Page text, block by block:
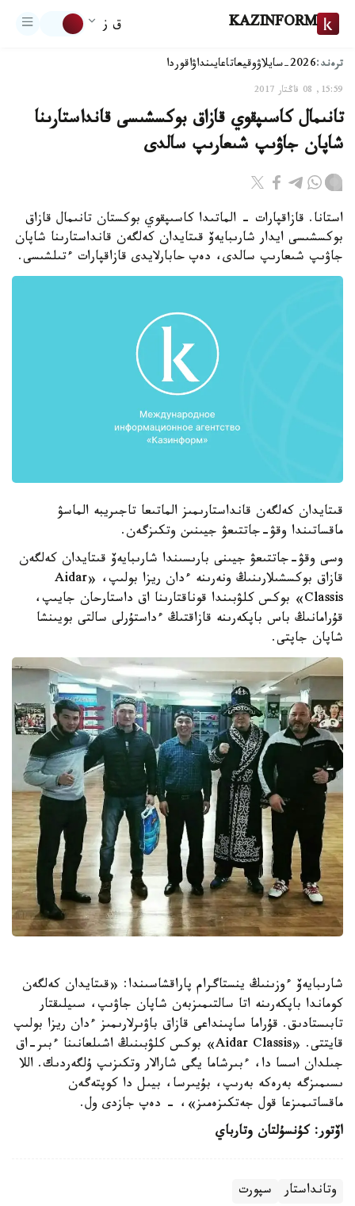
KAZINFORM ق ز
ترەند:2026-سايلاۋ وقيعاتاعايىنداۋاقوردا
15:59, 08 قاڭتار 2017
تانىمال كاسىپقوي قازاق بوكسشىسى قانداستارىنا
شاپان جاۋىپ شىعارىپ سالدى
استانا. قازاقپارات - الماتىدا كاسىپقوي بوكستان تانىمال قازاق
بوكسشىسى ايدار شارىبايەۆ قىتايدان كەلگەن قانداستارىنا شاپان
جاۋىپ شىعارىپ سالدى، دەپ حابارلايدى قازاقپارات ءتىلشىسى.
قىتايدان كەلگەن قانداستارىمىز الماتىعا تاجىريبە الماسۋ
ماقساتىندا وقۋ-جاتتىعۋ جيىنىن وتكىزگەن.
وسى وقۋ-جاتتىعۋ جيىنى بارىسىندا شارىبايەۆ قىتايدان كەلگەن
قازاق بوكسشىلارىنىڭ ونەرىنە ءدان ريزا بولىپ، «Aidar
Classis» بوكس كلۋبىندا قوناقتارىنا اق داستارحان جايىپ،
قۇرامانىڭ باس باپكەرىنە قازاقتىڭ ءداستۇرلى سالتى بويىنشا
شاپان جاپتى.
شارىبايەۆ ءوزىنىڭ ينستاگرام پاراقشاسىندا: «قىتايدان كەلگەن
كوماندا باپكەرىنە اتا سالتىمىزبەن شاپان جاۋىپ، سىيلىقتار
تابىستادىق. قۇراما ساپىنداعى قازاق باۋىرلارىمىز ءدان ريزا بولىپ
قايتتى. «Aidar Classis» بوكس كلۋبىنىڭ اشىلعانىنا ءبىر-اق
جىلدان اسسا دا، ءبىرشاما يگى شارالار وتكىزىپ ۇلگەردىك. اللا
ىسىمىزگە بەرەكە بەرىپ، بۇيىرسا، بيىل دا كوپتەگەن
ماقساتىمىزعا قول جەتكىزەمىز»، - دەپ جازدى ول.
اۆتور: كۇنسۇلتان وتارباي
وتانداستار سپورت